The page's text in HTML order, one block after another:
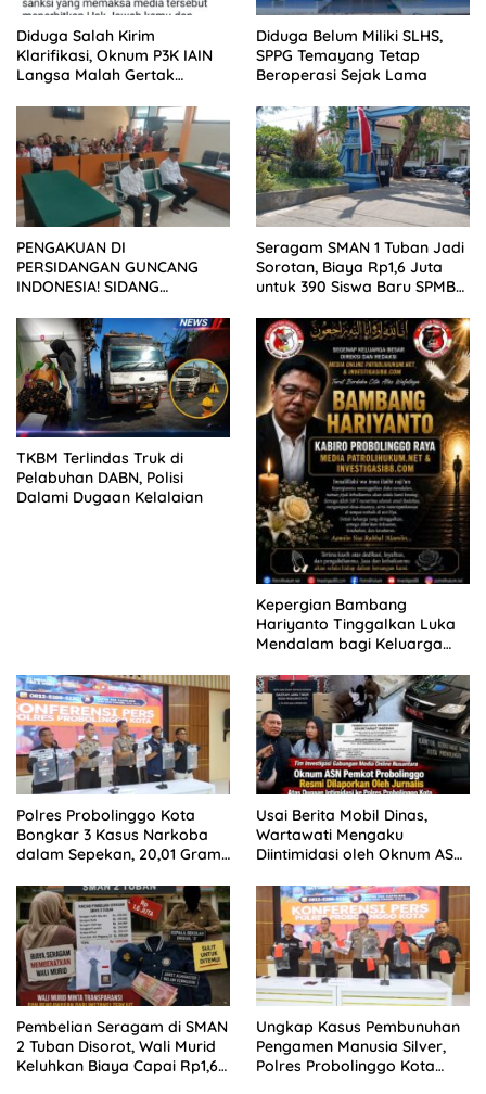
Diduga Salah Kirim
Klarifikasi, Oknum P3K IAIN
Langsa Malah Gertak
Diduga Belum Miliki SLHS,
SPPG Temayang Tetap
Beroperasi Sejak Lama
PENGAKUAN DI
PERSIDANGAN GUNCANG
INDONESIA! SIDANG
KELUARGA KORBAN
MENGAMUK DI PN MALANG
Seragam SMAN 1 Tuban Jadi
Sorotan, Biaya Rp1,6 Juta
untuk 390 Siswa Baru SPMB
TKBM Terlindas Truk di
Pelabuhan DABN, Polisi
Dalami Dugaan Kelalaian
Kepergian Bambang
Hariyanto Tinggalkan Luka
Mendalam bagi Keluarga
Polres Probolinggo Kota
Bongkar 3 Kasus Narkoba
dalam Sepekan, 20,01 Gram
Usai Berita Mobil Dinas,
Wartawati Mengaku
Diintimidasi oleh Oknum ASN
Tempuh Jalur Hukum
Pembelian Seragam di SMAN
2 Tuban Disorot, Wali Murid
Keluhkan Biaya Capai Rp1,6
Ungkap Kasus Pembunuhan
Pengamen Manusia Silver,
Polres Probolinggo Kota